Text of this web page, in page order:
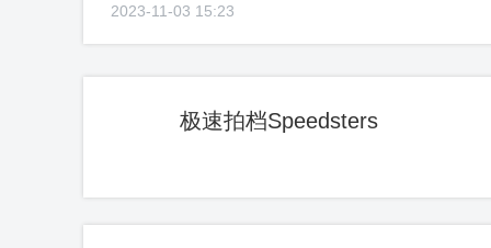
2023-11-03 15:23
极速拍档Speedsters